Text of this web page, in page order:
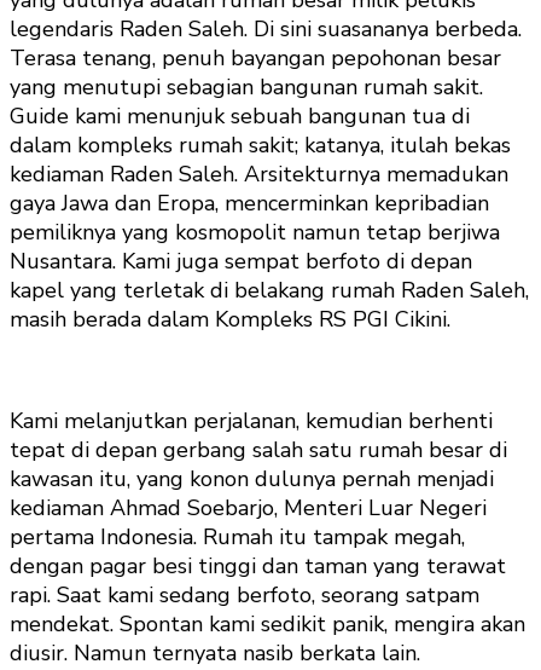
legendaris Raden Saleh. Di sini suasananya berbeda.
Terasa tenang, penuh bayangan pepohonan besar
yang menutupi sebagian bangunan rumah sakit.
Guide kami menunjuk sebuah bangunan tua di
dalam kompleks rumah sakit; katanya, itulah bekas
kediaman Raden Saleh. Arsitekturnya memadukan
gaya Jawa dan Eropa, mencerminkan kepribadian
pemiliknya yang kosmopolit namun tetap berjiwa
Nusantara. Kami juga sempat berfoto di depan
kapel yang terletak di belakang rumah Raden Saleh,
masih berada dalam Kompleks RS PGI Cikini.
Kami melanjutkan perjalanan, kemudian berhenti
tepat di depan gerbang salah satu rumah besar di
kawasan itu, yang konon dulunya pernah menjadi
kediaman Ahmad Soebarjo, Menteri Luar Negeri
pertama Indonesia. Rumah itu tampak megah,
dengan pagar besi tinggi dan taman yang terawat
rapi. Saat kami sedang berfoto, seorang satpam
mendekat. Spontan kami sedikit panik, mengira akan
diusir. Namun ternyata nasib berkata lain.